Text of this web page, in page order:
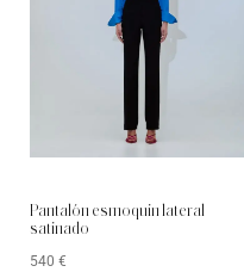
Pantalón esmoquin lateral
satinado
540 €